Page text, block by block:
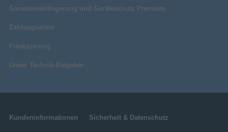
Verpackungstiefe 448 mm
Sonstiges
Artikelnummer
Garantieverlängerung und Geräteschutz Premium
Zahlungsarten
Finanzierung
Unser Technik-Ratgeber
Kundeninformationen Sicherheit & Datenschutz